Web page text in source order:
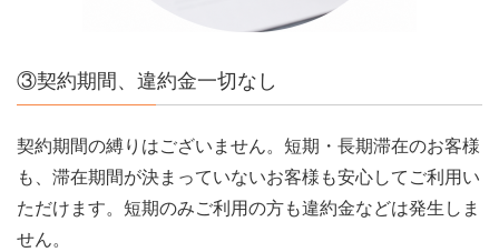
③契約期間、違約金一切なし
契約期間の縛りはございません。短期・長期滞在のお客様
も、滞在期間が決まっていないお客様も安心してご利用い
ただけます。短期のみご利用の方も違約金などは発生しま
せん。